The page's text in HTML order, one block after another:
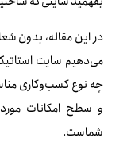
در این مقاله، بدون
می‌دهیم سایت
چه نوع کسب‌وکاری
و سطح امکانات مورد
شماست.